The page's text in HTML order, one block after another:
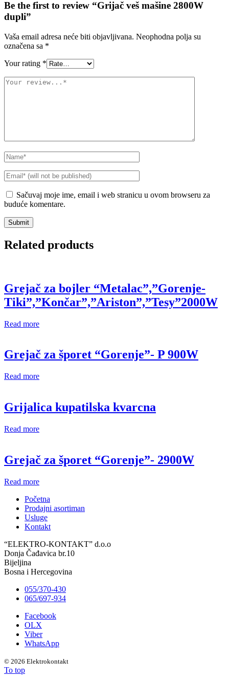
Be the first to review “Grijač veš mašine 2800W
dupli”
Vaša email adresa neće biti objavljivana. Neophodna polja su
označena sa *
Your rating *
Sačuvaj moje ime, email i web stranicu u ovom browseru za
buduće komentare.
Related products
Grejač za bojler “Metalac”,”Gorenje-
Tiki”,”Končar”,”Ariston”,”Tesy”2000W
Read more
Grejač za šporet “Gorenje”- P 900W
Read more
Grijalica kupatilska kvarcna
Read more
Grejač za šporet “Gorenje”- 2900W
Read more
Početna
Prodajni asortiman
Usluge
Kontakt
“ELEKTRO-KONTAKT” d.o.o
Donja Čađavica br.10
Bijeljina
Bosna i Hercegovina
055/370-430
065/697-934
Facebook
OLX
Viber
WhatsApp
© 2026 Elektrokontakt
To top